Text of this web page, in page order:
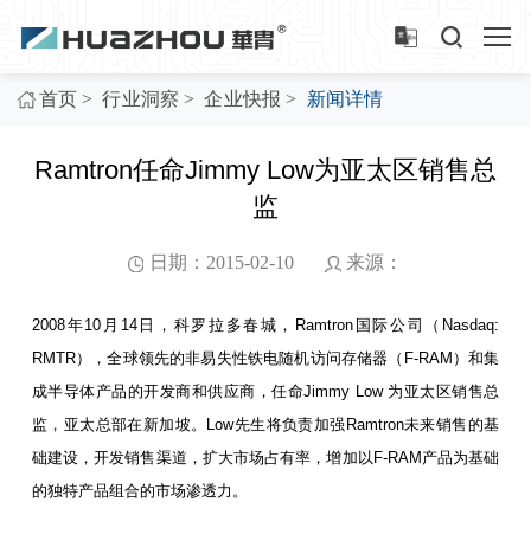
首页 > 行业洞察 > 企业快报 > 新闻详情
Ramtron任命Jimmy Low为亚太区销售总
监
日期：2015-02-10 来源：
2008年10月14日，科罗拉多春城，Ramtron国际公司（Nasdaq:
RMTR），全球领先的非易失性铁电随机访问存储器（F-RAM）和集
成半导体产品的开发商和供应商，任命Jimmy Low 为亚太区销售总
监，亚太总部在新加坡。Low先生将负责加强Ramtron未来销售的基
础建设，开发销售渠道，扩大市场占有率，增加以F-RAM产品为基础
的独特产品组合的市场渗透力。